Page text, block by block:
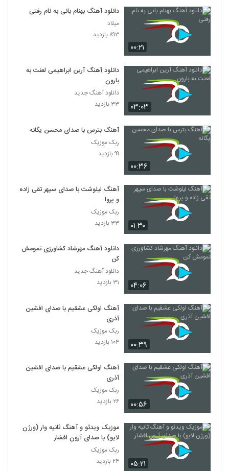
۰۰:۲۱
دانلود آهنگ بهنام بانی به نام رفتی
میلاد
۸۹۳ بازدید
۰۳:۰۳
دانلود آهنگ آرین ابراهیمی لعنت به
بارون
دانلود آهنگ جدید
۳۳ بازدید
۰۰:۳۶
آهنگ بترس با صدای محسن یگانه
ربک موزیک
۹۹ بازدید
۰۱:۳۰
آهنگ لیلوشت با صدای سپهر تقی زاده
و پروا
ربک موزیک
۳۳ بازدید
۰۴:۰۶
دانلود آهنگ مهرشاد کشاورزی تمومش
کن
دانلود آهنگ جدید
۳۱ بازدید
۰۰:۳۹
آهنگ اولکی عشقیم با صدای افشین
آذری
ربک موزیک
۱۰۴ بازدید
۰۰:۵۶
آهنگ اولکی عشقیم با صدای افشین
آذری
ربک موزیک
۲۶ بازدید
۰۵:۲۱
موزیک ویدئو و آهنگ ثانیه وار (ورژن
لایو) با صدای آرون افشار
ربک موزیک
۲۴ بازدید